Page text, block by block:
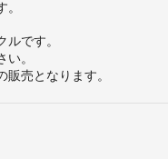
です。
。
売となります。